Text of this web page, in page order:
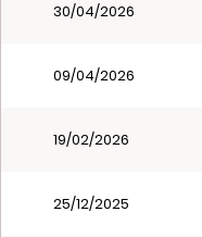
30/04/2026
09/04/2026
19/02/2026
25/12/2025